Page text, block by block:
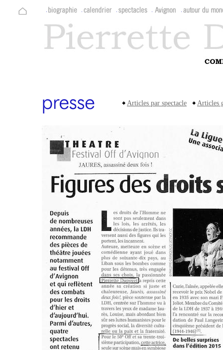
Articles par spectacle Articles